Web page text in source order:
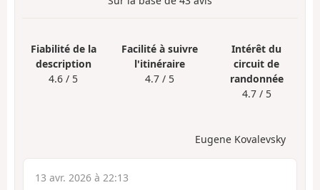
Fiabilité de la
description
4.6 / 5
Facilité à suivre
l'itinéraire
4.7 / 5
Intérêt du
circuit de
randonnée
4.7 / 5
Eugene Kovalevsky
13 avr. 2026 à 22:13